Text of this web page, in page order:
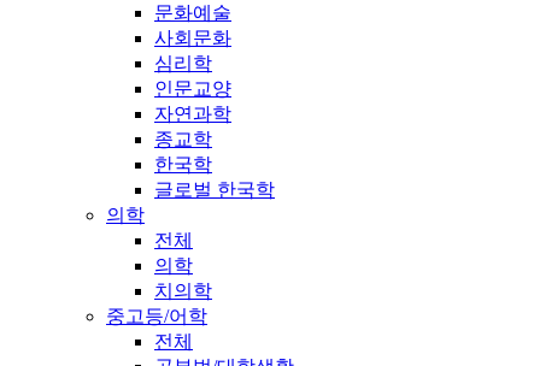
문화예술
사회문화
심리학
인문교양
자연과학
종교학
한국학
글로벌 한국학
의학
전체
의학
치의학
중고등/어학
전체